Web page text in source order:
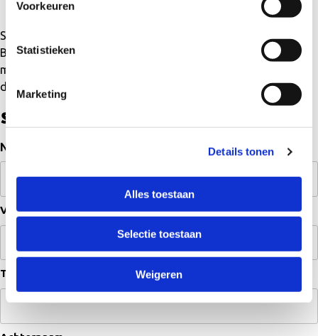
Voorkeuren
Statistieken
Marketing
Details tonen
Alles toestaan
Selectie toestaan
Weigeren
Sollicitatie stage
Bij Sport-Z komen we graag in contact met gemotiveerde
mensen die bij ons stage willen lopen. Vul het formulier op
deze pagina
in en we nemen je stage in behandeling.
Sollicitatie Stage
Naam
Voornaam
Tussenvoegsel